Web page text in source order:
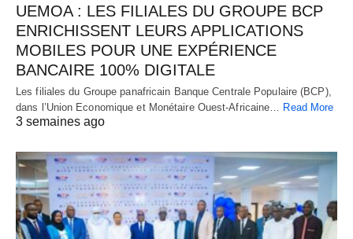
UEMOA : LES FILIALES DU GROUPE BCP
ENRICHISSENT LEURS APPLICATIONS
MOBILES POUR UNE EXPÉRIENCE
BANCAIRE 100% DIGITALE
Les filiales du Groupe panafricain Banque Centrale Populaire (BCP),
dans l’Union Economique et Monétaire Ouest-Africaine… Read More
3 semaines ago